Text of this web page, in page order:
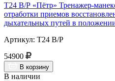
Т24 В/Р «Пётр» Тренажер-
отработки приемов
дыхательных путей в
Артикул: Т24 В/Р
54900
В корзину
В наличии